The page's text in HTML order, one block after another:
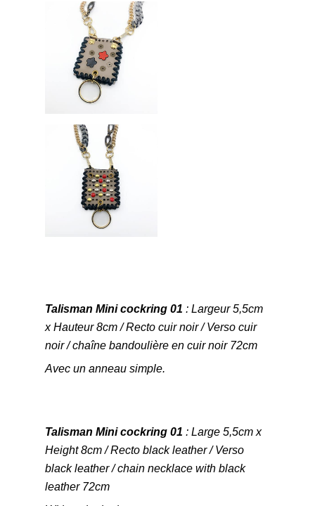
Talisman Mini cockring 01 : Largeur 5,5cm
x Hauteur 8cm / Recto cuir noir / Verso cuir
noir / chaîne bandoulière en cuir noir 72cm
Avec un anneau simple.
Talisman Mini cockring 01 : Large 5,5cm x
Height 8cm / Recto black leather / Verso
black leather / chain necklace with black
leather 72cm